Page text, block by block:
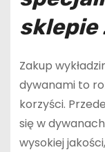
sklepie
Zakup
dywanami to
korzyści.
się w
wysokiej